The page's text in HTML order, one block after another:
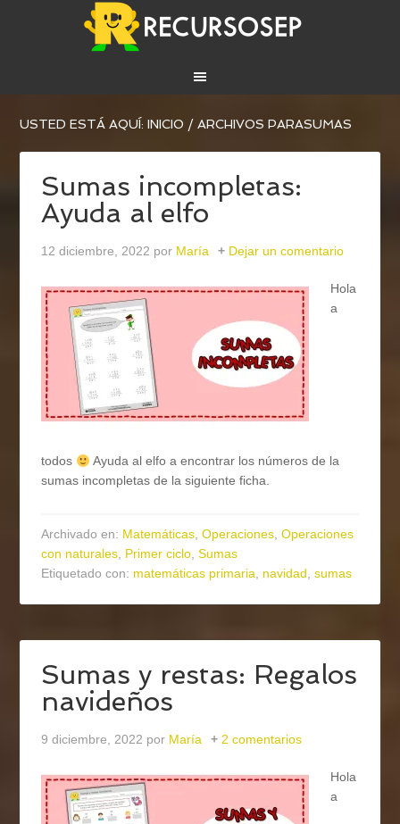
USTED ESTÁ AQUÍ:INICIO / ARCHIVOS PARASUMAS
Sumas incompletas:
Ayuda al elfo
12 diciembre, 2022 por María Dejar un comentario
Hola
a
todos
Ayuda al elfo a encontrar los números de la
sumas incompletas de la siguiente ficha.
Archivado en: Matemáticas,Operaciones,Operaciones
con naturales, Primer ciclo,Sumas
Etiquetado con: matemáticas primaria, navidad,sumas
Sumas y restas: Regalos
navideños
9 diciembre, 2022 por María 2 comentarios
Hola
a